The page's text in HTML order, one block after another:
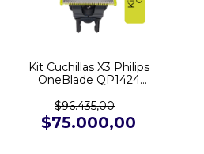
Kit Cuchillas X3 Philips
OneBlade QP1424
QP2824
$96.435,00
$75.000,00